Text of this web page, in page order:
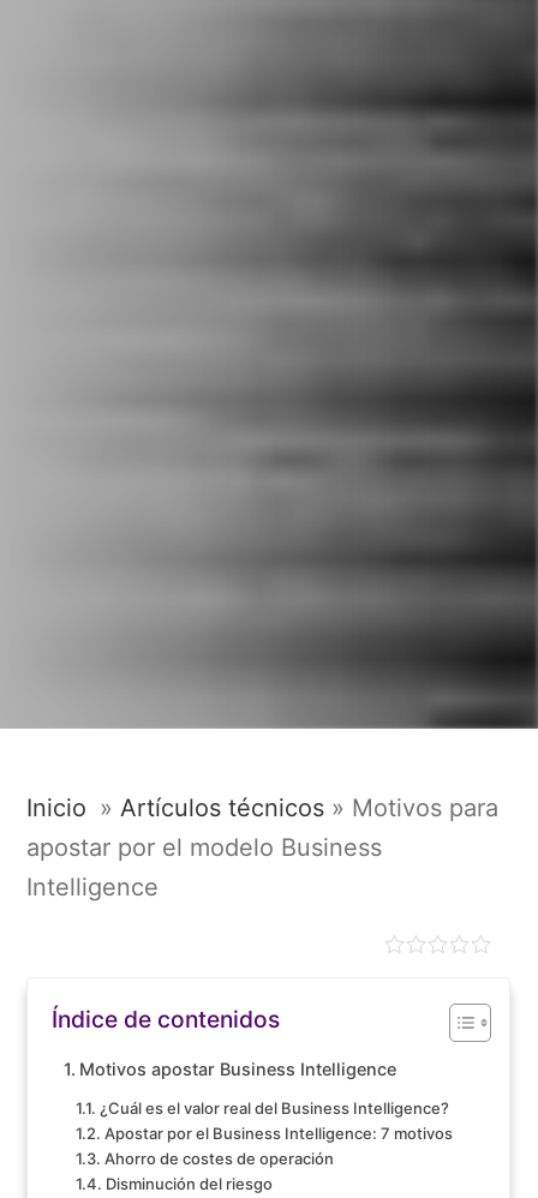
Inicio »Artículos técnicos » Motivos para
apostar por el modelo Business
Intelligence
Índice de contenidos
Motivos apostar Business Intelligence
¿Cuál es el valor real del Business Intelligence?
Apostar por el Business Intelligence: 7 motivos
Ahorro de costes de operación
Disminución del riesgo